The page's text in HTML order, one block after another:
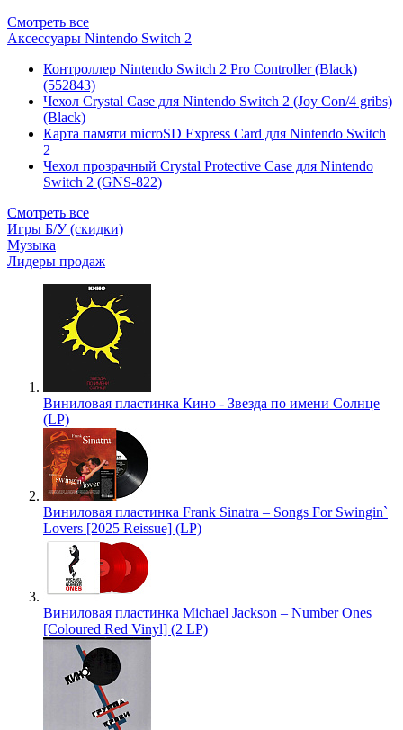
Смотреть все
Аксессуары Nintendo Switch 2
Контроллер Nintendo Switch 2 Pro Controller (Black)
(552843)
Чехол Сrystal Сase для Nintendo Switch 2 (Joy Con/4 gribs)
(Black)
Карта памяти microSD Express Card для Nintendo Switch
2
Чехол прозрачный Crystal Protective Case для Nintendo
Switch 2 (GNS-822)
Смотреть все
Игры Б/У (скидки)
Музыка
Лидеры продаж
Виниловая пластинка Кино - Звезда по имени Солнце
(LP)
Виниловая пластинка Frank Sinatra – Songs For Swingin`
Lovers [2025 Reissue] (LP)
Виниловая пластинка Michael Jackson – Number Ones
[Coloured Red Vinyl] (2 LP)